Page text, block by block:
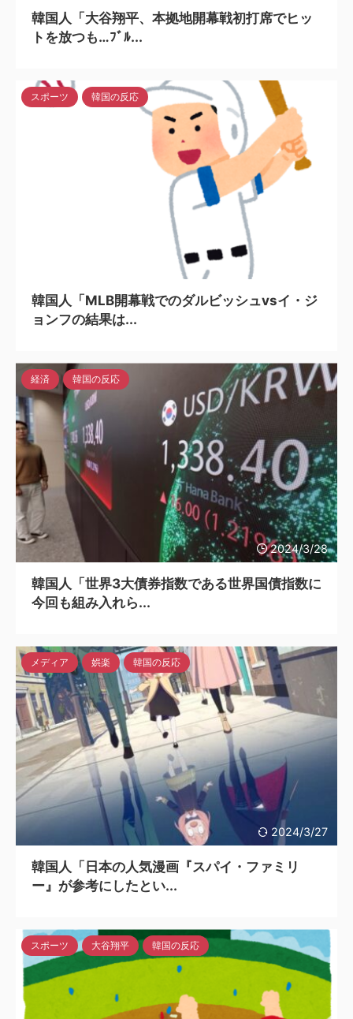
韓国人「大谷翔平、本拠地開幕戦初打席でヒッ
トを放つも…ﾌﾞﾙ...
スポーツ 韓国の反応
韓国人「MLB開幕戦でのダルビッシュvsイ・ジ
ョンフの結果は...
2024/3/28
経済 韓国の反応
韓国人「世界3大債券指数である世界国債指数に
今回も組み入れら...
2024/3/27
メディア 娯楽 韓国の反応
韓国人「日本の人気漫画『スパイ・ファミリ
ー』が参考にしたとい...
スポーツ 大谷翔平 韓国の反応